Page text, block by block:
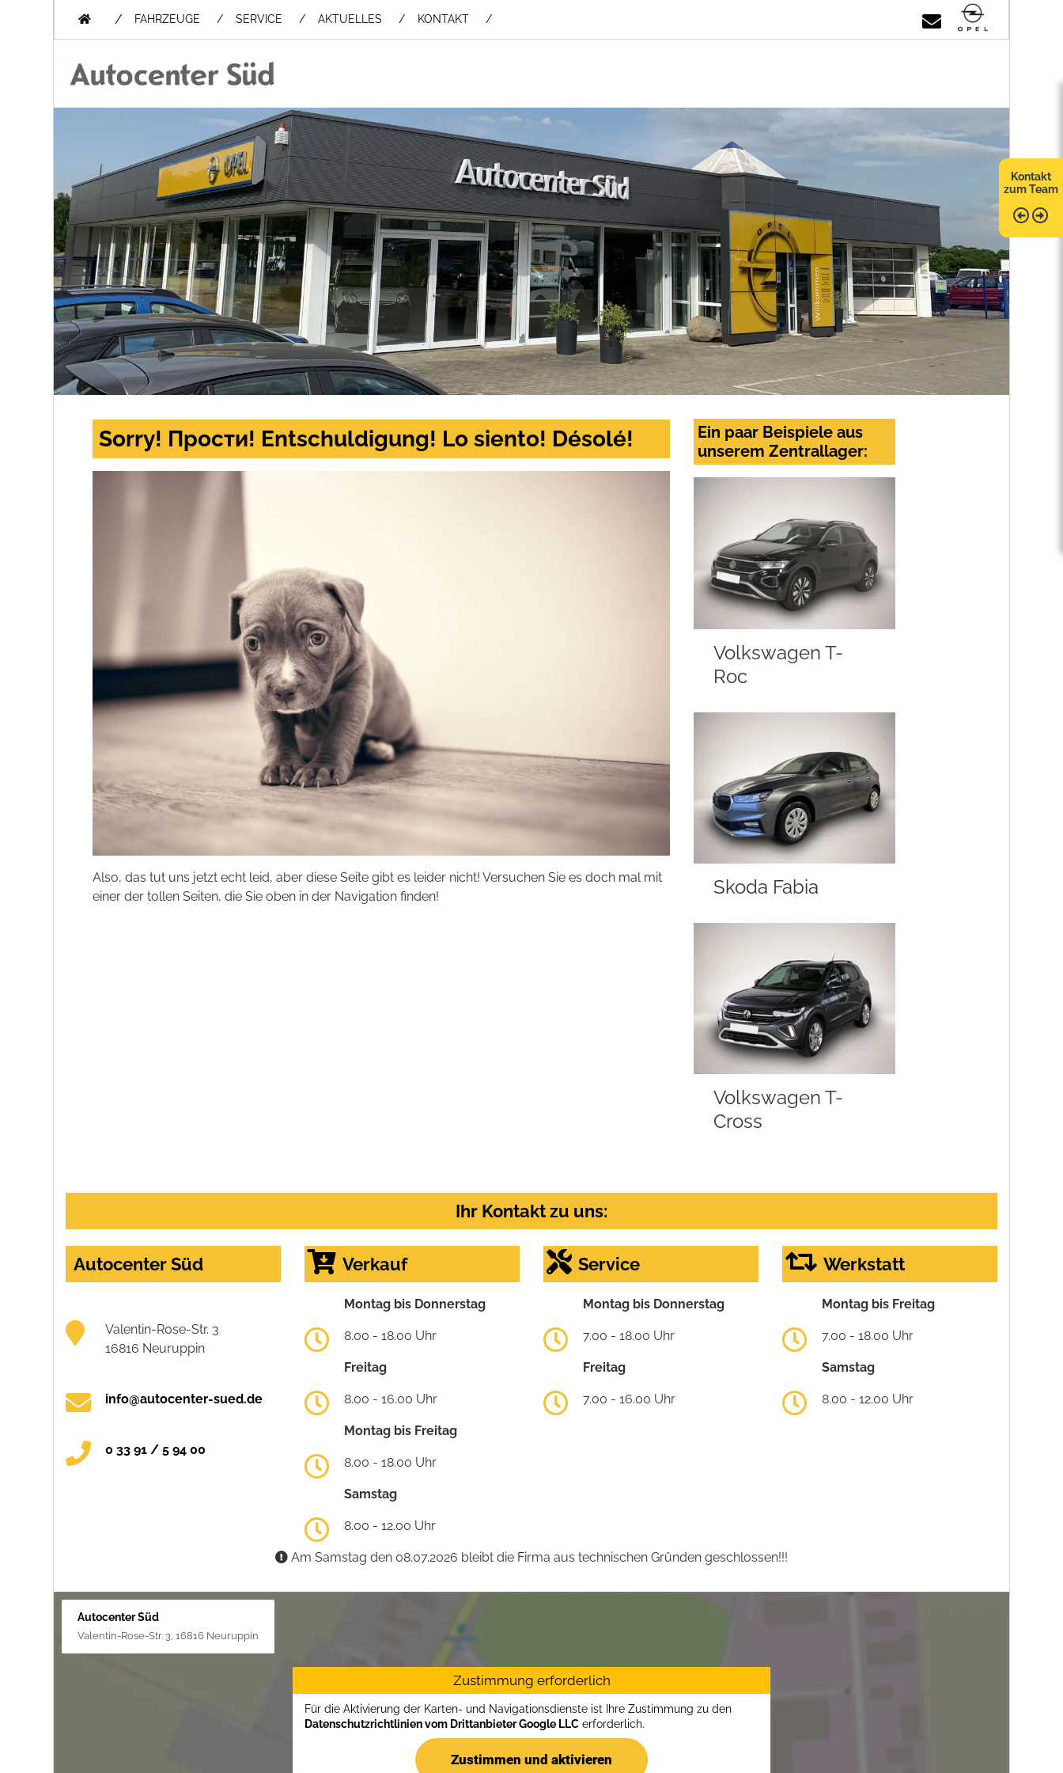
/ FAHRZEUGE SERVICE AKTUELLES KONTAKT
Kontakt
zum Team
Sorry! Прости! Entschuldigung! Lo siento! Désolé!
Also, das tut uns jetzt echt leid, aber diese Seite gibt es leider nicht! Versuchen Sie es doch mal mit
einer der tollen Seiten, die Sie oben in der Navigation finden!
Ein paar Beispiele aus
unserem Zentrallager:
Volkswagen T-
Roc
Skoda Fabia
Volkswagen T-
Cross
Ihr Kontakt zu uns:
Autocenter Süd
Valentin-Rose-Str. 3
16816 Neuruppin
info@autocenter-sued.de
0 33 91 / 5 94 00
Verkauf
Montag bis Donnerstag
8.00 - 18.00 Uhr
Freitag
8.00 - 16.00 Uhr
Montag bis Freitag
8.00 - 18.00 Uhr
Samstag
8.00 - 12.00 Uhr
Service
Montag bis Donnerstag
7.00 - 18.00 Uhr
Freitag
7.00 - 16.00 Uhr
Werkstatt
Montag bis Freitag
7.00 - 18.00 Uhr
Samstag
8.00 - 12.00 Uhr
Am Samstag den 08.07.2026 bleibt die Firma aus technischen Gründen geschlossen!!!
Autocenter Süd
Valentin-Rose-Str. 3, 16816 Neuruppin
Zustimmung erforderlich
Für die Aktivierung der Karten- und Navigationsdienste ist Ihre Zustimmung zu den
Datenschutzrichtlinien vom Drittanbieter Google LLC erforderlich.
Zustimmen und aktivieren